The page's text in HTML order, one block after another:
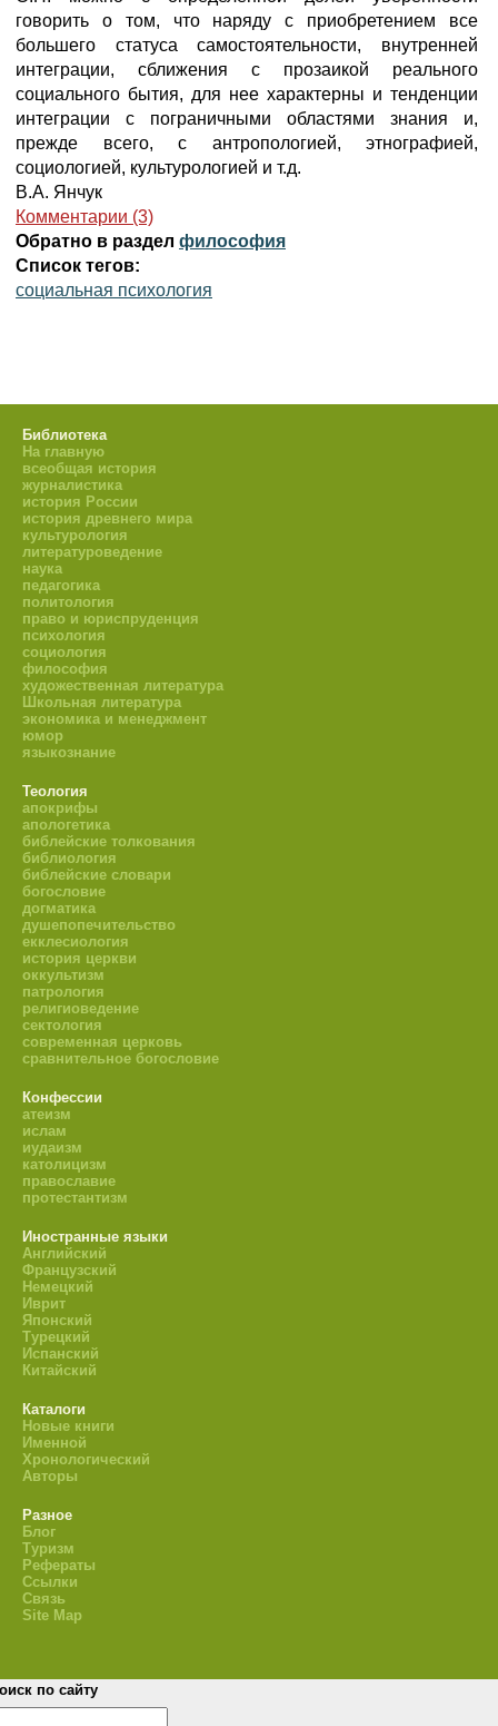
В.А. Янчук
Комментарии (3)
Обратно в раздел философия
Список тегов:
социальная психология
Библиотека
На главную
всеобщая история
журналистика
история России
история древнего мира
культурология
литературоведение
наука
педагогика
политология
право и юриспруденция
психология
социология
философия
художественная литература
Школьная литература
экономика и менеджмент
юмор
языкознание
Теология
апокрифы
апологетика
библейские толкования
библиология
библейские словари
богословие
догматика
душепопечительство
екклесиология
история церкви
оккультизм
патрология
религиоведение
сектология
современная церковь
сравнительное богословие
Конфессии
атеизм
ислам
иудаизм
католицизм
православие
протестантизм
Иностранные языки
Английский
Французский
Немецкий
Иврит
Японский
Турецкий
Испанский
Китайский
Каталоги
Новые книги
Именной
Хронологический
Авторы
Разное
Блог
Туризм
Рефераты
Ссылки
Связь
Site Map
по сайту